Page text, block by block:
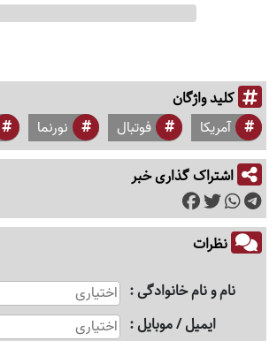
کلید واژگان
آمریکا فوتبال نورنما
اشتراک گذاری خبر
نظرات
نام و نام خانوادگی
ایمیل / موبایل